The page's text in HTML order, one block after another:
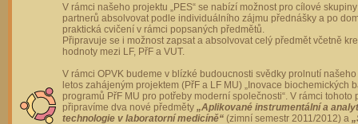
V rámci našeho projektu „PES“ se nabízí možnost pro cílové
partnerů absolvovat podle individuálního zájmu přednášky a po
praktická cvičení v rámci popsaných předmětů.
Připravuje se i možnost zapsat a absolvovat celý předmět včetně
hodnoty mezi LF, PřF a VUT.
V rámci OPVK budeme v blízké budoucnosti svědky prolnutí
letos zahájeným projektem (PřF a LF MU) „Inovace biochemických
programů PřF MU pro potřeby moderní společnosti“. V rámci tohoto
připravíme dva nové předměty „Aplikované instrumentální a
technologie v laboratorní medicíně“ (zimní semestr 2011/2012) a